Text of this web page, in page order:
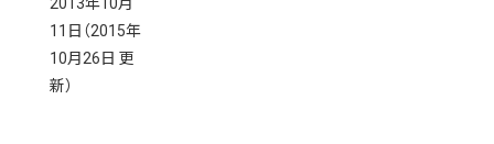
11日 （2015年
10月26日 更
新）